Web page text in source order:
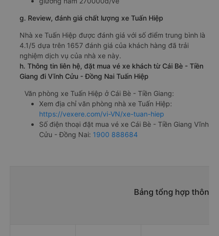
g. Review, đánh giá chất lượng xe Tuấn Hiệp
Nhà xe Tuấn Hiệp được đánh giá với số điểm trung bình là
4.1/5 dựa trên 1657 đánh giá của khách hàng đã trải
nghiệm dịch vụ của nhà xe này.
h. Thông tin liên hệ, đặt mua vé xe khách từ Cái Bè - Tiền
Giang đi Vĩnh Cửu - Đồng Nai Tuấn Hiệp
Văn phòng xe Tuấn Hiệp ở Cái Bè - Tiền Giang:
Xem địa chỉ văn phòng nhà xe Tuấn Hiệp:
https://vexere.com/vi-VN/xe-tuan-hiep
Số điện thoại đặt mua vé xe Cái Bè - Tiền Giang Vĩnh
Cửu - Đồng Nai: 1900 888684
Bảng tổng hợp thông